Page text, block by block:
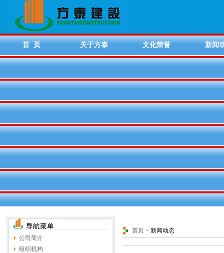
首 页 关于方泰 文化荣誉 新闻
公司简介
组织机构
首页 > 新闻动态